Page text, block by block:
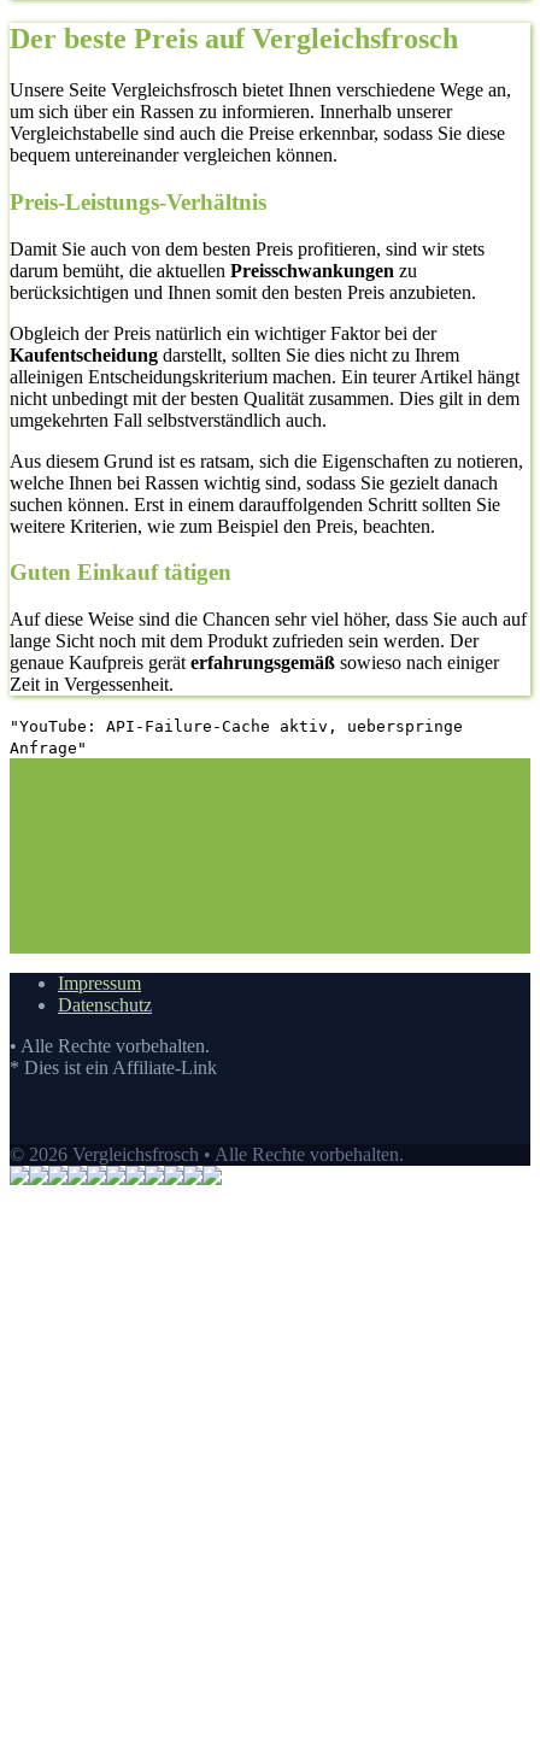
Der beste Preis auf Vergleichsfrosch
Unsere Seite Vergleichsfrosch bietet Ihnen verschiedene Wege an,
um sich über ein Rassen zu informieren. Innerhalb unserer
Vergleichstabelle sind auch die Preise erkennbar, sodass Sie diese
bequem untereinander vergleichen können.
Preis-Leistungs-Verhältnis
Damit Sie auch von dem besten Preis profitieren, sind wir stets
darum bemüht, die aktuellen Preisschwankungen zu
berücksichtigen und Ihnen somit den besten Preis anzubieten.
Obgleich der Preis natürlich ein wichtiger Faktor bei der
Kaufentscheidung darstellt, sollten Sie dies nicht zu Ihrem
alleinigen Entscheidungskriterium machen. Ein teurer Artikel hängt
nicht unbedingt mit der besten Qualität zusammen. Dies gilt in dem
umgekehrten Fall selbstverständlich auch.
Aus diesem Grund ist es ratsam, sich die Eigenschaften zu notieren,
welche Ihnen bei Rassen wichtig sind, sodass Sie gezielt danach
suchen können. Erst in einem darauffolgenden Schritt sollten Sie
weitere Kriterien, wie zum Beispiel den Preis, beachten.
Guten Einkauf tätigen
Auf diese Weise sind die Chancen sehr viel höher, dass Sie auch auf
lange Sicht noch mit dem Produkt zufrieden sein werden. Der
genaue Kaufpreis gerät erfahrungsgemäß sowieso nach einiger
Zeit in Vergessenheit.
"YouTube: API-Failure-Cache aktiv, ueberspringe
Anfrage"
Impressum
Datenschutz
• Alle Rechte vorbehalten.
* Dies ist ein Affiliate-Link
© 2026 Vergleichsfrosch • Alle Rechte vorbehalten.